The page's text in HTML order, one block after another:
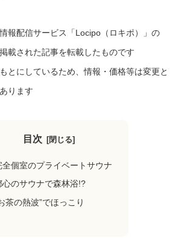
報配信サービス「Locipo（ロキポ）」の
載された記事を転載したものです
とにしているため、情報・価格等は変更と
ります
目次
全個室のプライベートサウナ
心のサウナで森林浴!?
茶の熱波”でほっこり